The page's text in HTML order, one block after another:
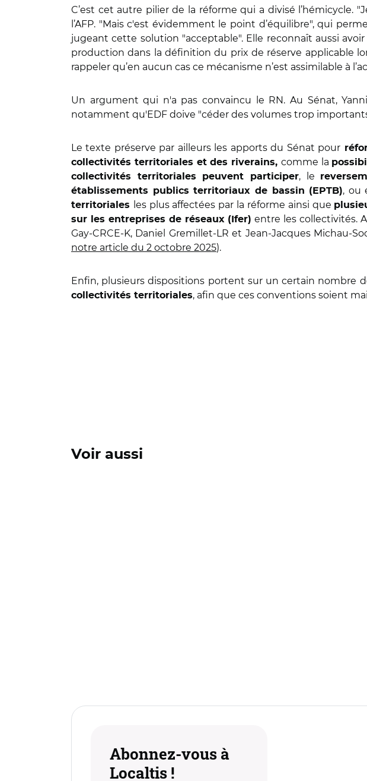
C’est cet autre pilier de la réforme qui a divisé l’hémicycle.
l’AFP. "Mais c'est évidemment le point d’équilibre", qui
jugeant cette solution "acceptable". Elle reconnaît aussi
production dans la définition du prix de réserve applicable
rappeler qu’en aucun cas ce mécanisme n’est assimilable à
Un argument qui n'a pas convaincu le RN. Au Sénat,
notamment qu'EDF doive "céder des volumes trop
Le texte préserve par ailleurs les apports du Sénat pour
collectivités territoriales et des riverains, comme la
collectivités territoriales peuvent participer, le
établissements publics territoriaux de bassin (EPTB), ou
territoriales
les plus affectées par la réforme ainsi que
sur les entreprises de réseaux (Ifer) entre les collectivités.
Gay-CRCE-K, Daniel Gremillet-LR et Jean-Jacques Michau-
notre article du 2 octobre 2025).
Enfin, plusieurs dispositions portent sur un certain nombre
collectivités territoriales, afin que ces conventions soient
Voir aussi
Abonnez-vous à
Localtis !